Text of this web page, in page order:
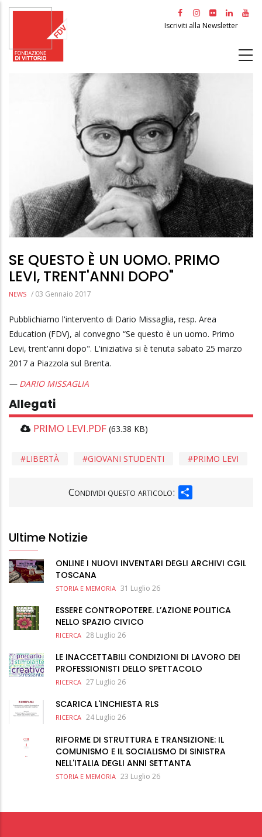
Salta
principale
Iscriviti alla Newsletter
SE QUESTO È UN UOMO. PRIMO
LEVI, TRENT'ANNI DOPO"
NEWS / 03 Gennaio 2017
Pubblichiamo l'intervento di Dario Missaglia, resp. Area
Education (FDV), al convegno “Se questo è un uomo. Primo
Levi, trent'anni dopo". L'iniziativa si è tenuta sabato 25 marzo
2017 a Piazzola sul Brenta.
DARIO MISSAGLIA
Allegati
PRIMO LEVI.PDF (63.38 KB)
PRIMO LEVI
GIOVANI STUDENTI
LIBERTÀ
Condividi questo articolo:
Ultime Notizie
ONLINE I NUOVI INVENTARI DEGLI ARCHIVI CGIL
TOSCANA
STORIA E MEMORIA 31 Luglio 26
ESSERE CONTROPOTERE. L’AZIONE POLITICA
NELLO SPAZIO CIVICO
RICERCA 28 Luglio 26
LE INACCETTABILI CONDIZIONI DI LAVORO DEI
PROFESSIONISTI DELLO SPETTACOLO
RICERCA 27 Luglio 26
SCARICA L'INCHIESTA RLS
RICERCA 24 Luglio 26
RIFORME DI STRUTTURA E TRANSIZIONE: IL
COMUNISMO E IL SOCIALISMO DI SINISTRA
NELL'ITALIA DEGLI ANNI SETTANTA
STORIA E MEMORIA 23 Luglio 26